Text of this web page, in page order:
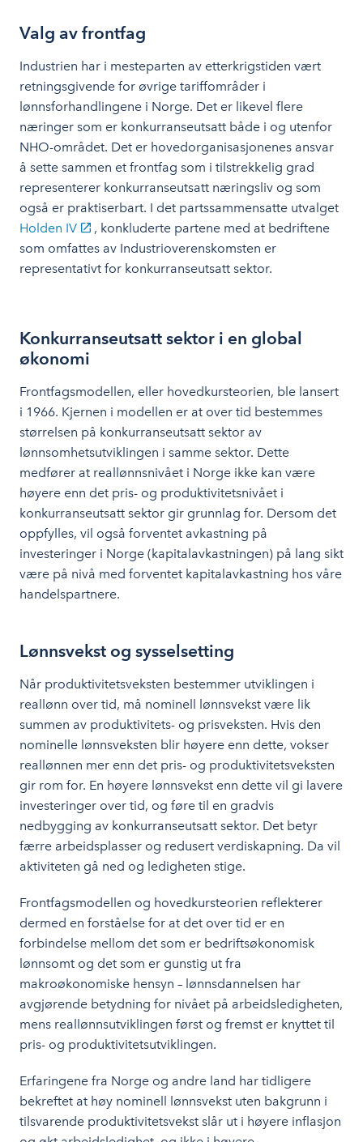
Valg av frontfag
Industrien har i mesteparten av etterkrigstiden vært
retningsgivende for øvrige tariffområder i
lønnsforhandlingene i Norge. Det er likevel flere
næringer som er konkurranseutsatt både i og utenfor
NHO-området. Det er hovedorganisasjonenes ansvar
å sette sammen et frontfag som i tilstrekkelig grad
representerer konkurranseutsatt næringsliv og som
også er praktiserbart. I det partssammensatte utvalget
Holden IV
, konkluderte partene med at bedriftene
som omfattes av Industrioverenskomsten er
representativt for konkurranseutsatt sektor.
Konkurranseutsatt sektor i en global
økonomi
Frontfagsmodellen, eller hovedkursteorien, ble lansert
i 1966. Kjernen i modellen er at over tid bestemmes
størrelsen på konkurranseutsatt sektor av
lønnsomhetsutviklingen i samme sektor. Dette
medfører at reallønnsnivået i Norge ikke kan være
høyere enn det pris- og produktivitetsnivået i
konkurranseutsatt sektor gir grunnlag for. Dersom det
oppfylles, vil også forventet avkastning på
investeringer i Norge (kapitalavkastningen) på lang sikt
være på nivå med forventet kapitalavkastning hos våre
handelspartnere.
Lønnsvekst og sysselsetting
Når produktivitetsveksten bestemmer utviklingen i
reallønn over tid, må nominell lønnsvekst være lik
summen av produktivitets- og prisveksten. Hvis den
nominelle lønnsveksten blir høyere enn dette, vokser
reallønnen mer enn det pris- og produktivitetsveksten
gir rom for. En høyere lønnsvekst enn dette vil gi lavere
investeringer over tid, og føre til en gradvis
nedbygging av konkurranseutsatt sektor. Det betyr
færre arbeidsplasser og redusert verdiskapning. Da vil
aktiviteten gå ned og ledigheten stige.
Frontfagsmodellen og hovedkursteorien reflekterer
dermed en forståelse for at det over tid er en
forbindelse mellom det som er bedriftsøkonomisk
lønnsomt og det som er gunstig ut fra
makroøkonomiske hensyn – lønnsdannelsen har
avgjørende betydning for nivået på arbeidsledigheten,
mens reallønnsutviklingen først og fremst er knyttet til
pris- og produktivitetsutviklingen.
Erfaringene fra Norge og andre land har tidligere
bekreftet at høy nominell lønnsvekst uten bakgrunn i
tilsvarende produktivitetsvekst slår ut i høyere inflasjon